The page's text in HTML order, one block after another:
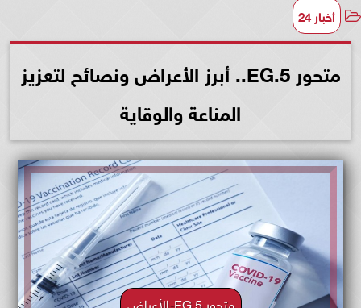
أخبار 24
متحور EG.5.. أبرز الأعراض ونصائح لتعزيز
المناعة والوقاية
متحور EG.5-الأعراض